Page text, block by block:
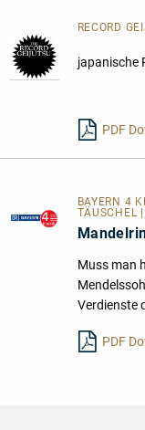
RECORD
japanische
PDF
BAYERN 4
TÄUSCHEL
Muss man
Verdienste
PDF